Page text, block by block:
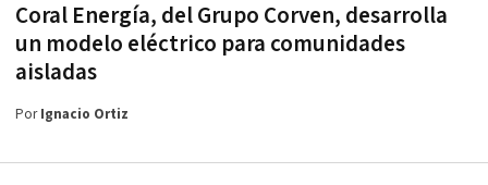
Coral Energía, del Grupo Corven, desarrolla
un modelo eléctrico para comunidades
aisladas
PorIgnacio Ortiz